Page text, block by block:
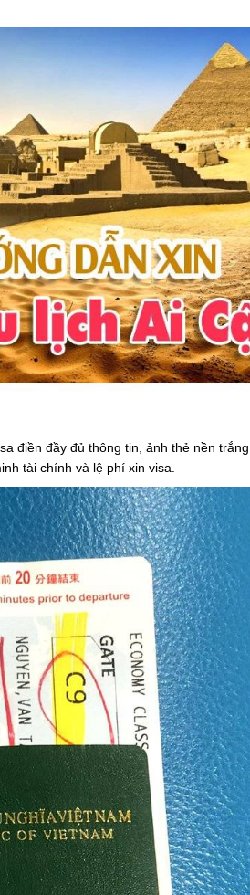
điền đầy đủ thông tin, ảnh thẻ nền
tài chính và lệ phí xin visa.